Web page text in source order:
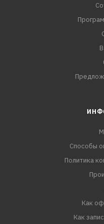
Способы
Политика
Как
Как